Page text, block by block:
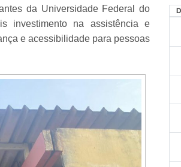
da Universidade Federal do
investimento na assistência e
e acessibilidade para pessoas